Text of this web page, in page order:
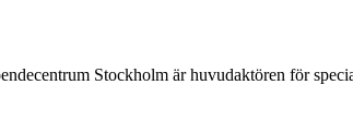
Stockholm är huvudaktören för